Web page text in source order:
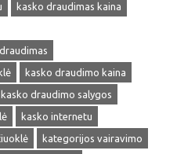
kasko draudimas kaina
kasko draudimo kaina
kasko draudimo salygos
kasko internetu
kategorijos vairavimo